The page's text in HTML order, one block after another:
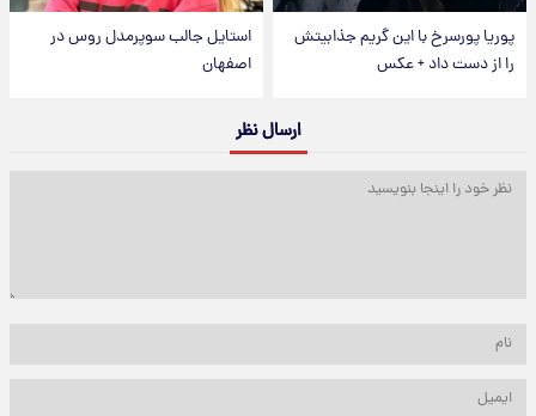
پوریا پورسرخ با این گریم جذابیتش
را از دست داد + عکس
استایل جالب سوپرمدل روس در
اصفهان
ارسال نظر